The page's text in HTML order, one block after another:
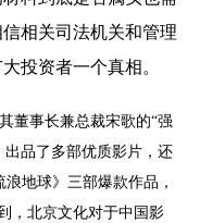
相关司法机关和管理
投资者一个真相。
董事长兼总裁宋歌的“强
品了多部优质影片，还
地球》三部爆款作品，
，北京文化对于中国影